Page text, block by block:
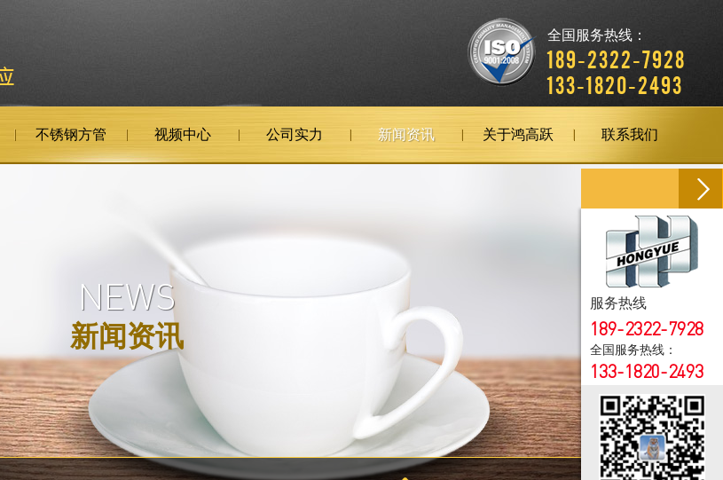
全国服务热线：
189-2322-7928
133-1820-2493
不锈钢方管 视频中心 公司实力 新闻资讯 关于鸿高跃 联系我们
NEWS
新闻资讯
服务热线
189-2322-7928
全国服务热线：
133-1820-2493